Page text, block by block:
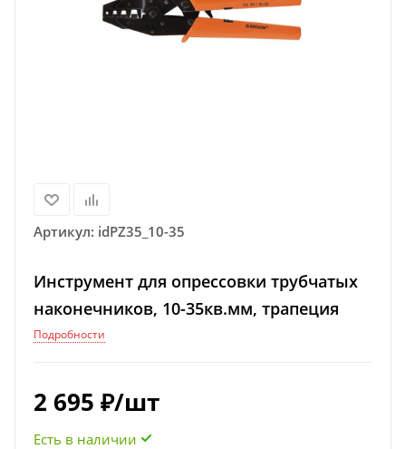
Артикул: idPZ35_10-35
Инструмент для опрессовки трубчатых
наконечников, 10-35кв.мм, трапеция
Подробности
2 695 ₽/шт
Есть в наличии